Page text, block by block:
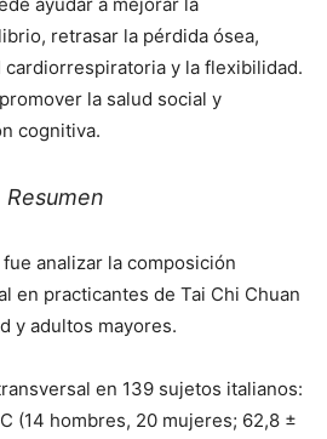
retrasar la pérdida ósea,
cardiorrespiratoria y la flexibilidad.
la salud social y
cognitiva.
Resumen
analizar la composición
en practicantes de Tai Chi Chuan
y adultos mayores.
en 139 sujetos italianos:
(14 hombres, 20 mujeres; 62,8 ±